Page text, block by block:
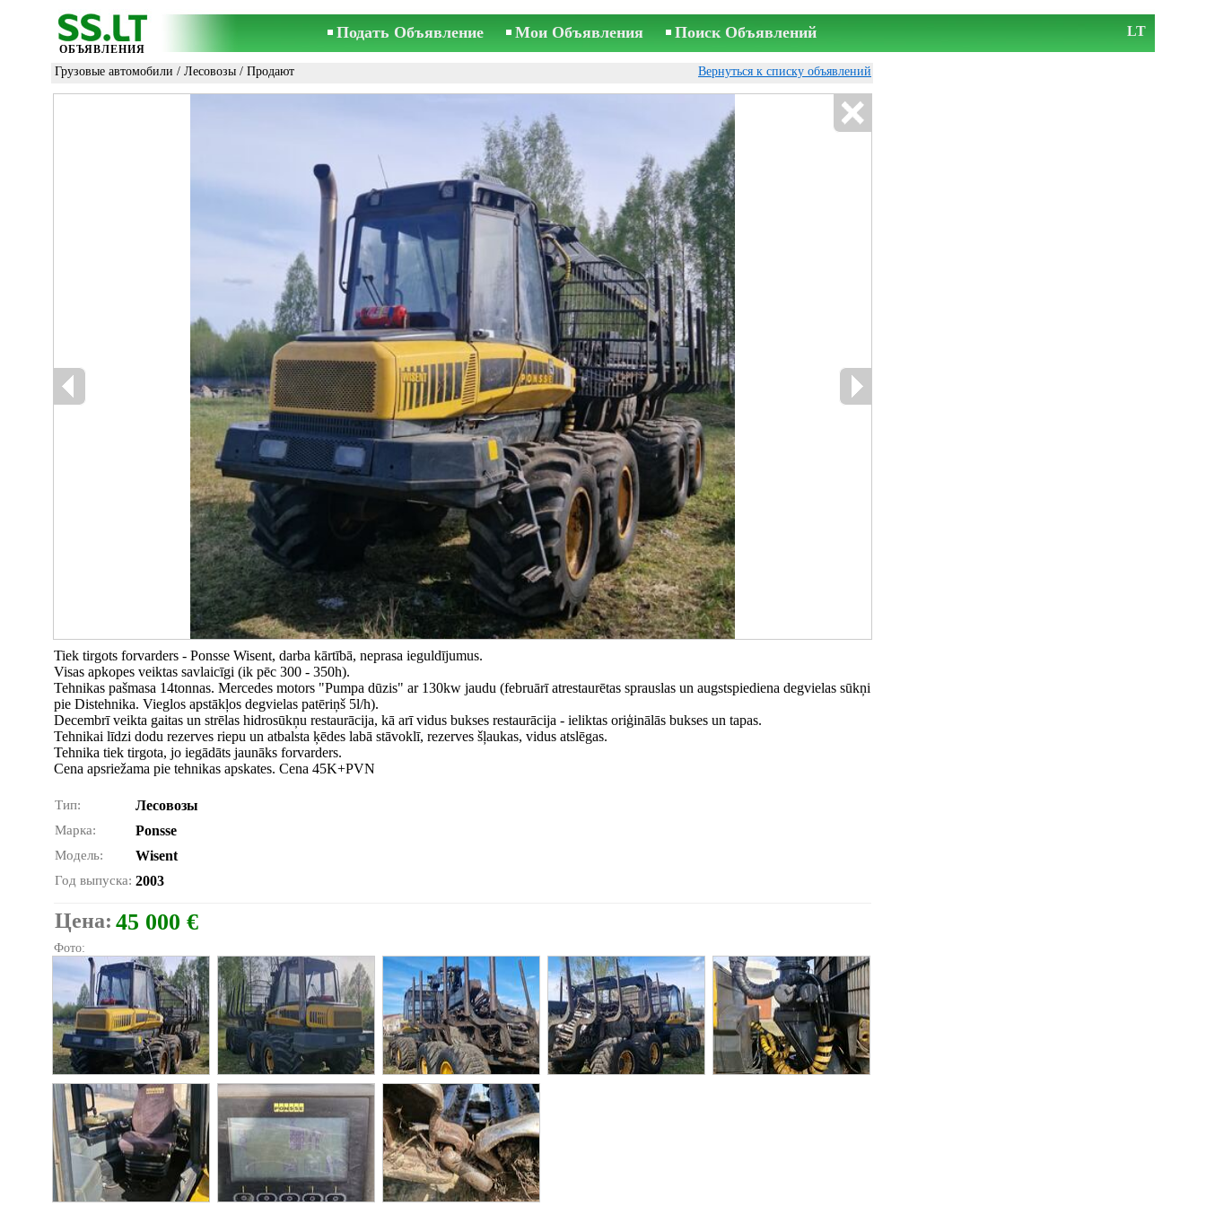
ОБЪЯВЛЕНИЯ
Подать Объявление Мои Объявления Поиск Объявлений LT
Грузовые автомобили / Лесовозы / Продают Вернуться к списку объявлений
Tiek tirgots forvarders - Ponsse Wisent, darba kārtībā, neprasa ieguldījumus.
Visas apkopes veiktas savlaicīgi (ik pēc 300 - 350h).
Tehnikas pašmasa 14tonnas. Mercedes motors "Pumpa dūzis" ar 130kw jaudu (februārī atrestaurētas sprauslas un augstspiediena degvielas sūkņi
pie Distehnika. Vieglos apstākļos degvielas patēriņš 5l/h).
Decembrī veikta gaitas un strēlas hidrosūkņu restaurācija, kā arī vidus bukses restaurācija - ieliktas oriģinālās bukses un tapas.
Tehnikai līdzi dodu rezerves riepu un atbalsta ķēdes labā stāvoklī, rezerves šļaukas, vidus atslēgas.
Tehnika tiek tirgota, jo iegādāts jaunāks forvarders.
Cena apsriežama pie tehnikas apskates. Cena 45K+PVN
Тип: Лесовозы
Марка: Ponsse
Модель: Wisent
Год выпуска: 2003
Цена: 45 000 €
Фото: